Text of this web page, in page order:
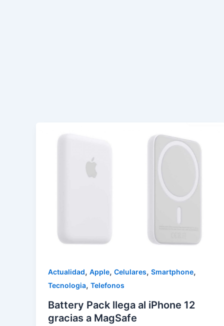
Actualidad, Apple, Celulares, Smartphone,
Tecnologia, Telefonos
Battery Pack llega al iPhone 12
gracias a MagSafe